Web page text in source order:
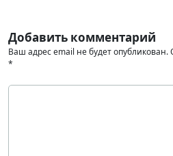
Добавить комментарий
Ваш адрес email не будет опубликован.
*